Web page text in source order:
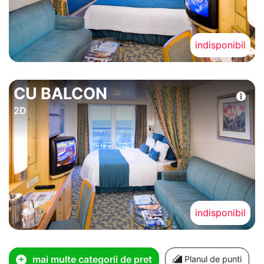
indisponibil
CU BALCON
2D
indisponibil
mai multe categorii de pret Planul de punti